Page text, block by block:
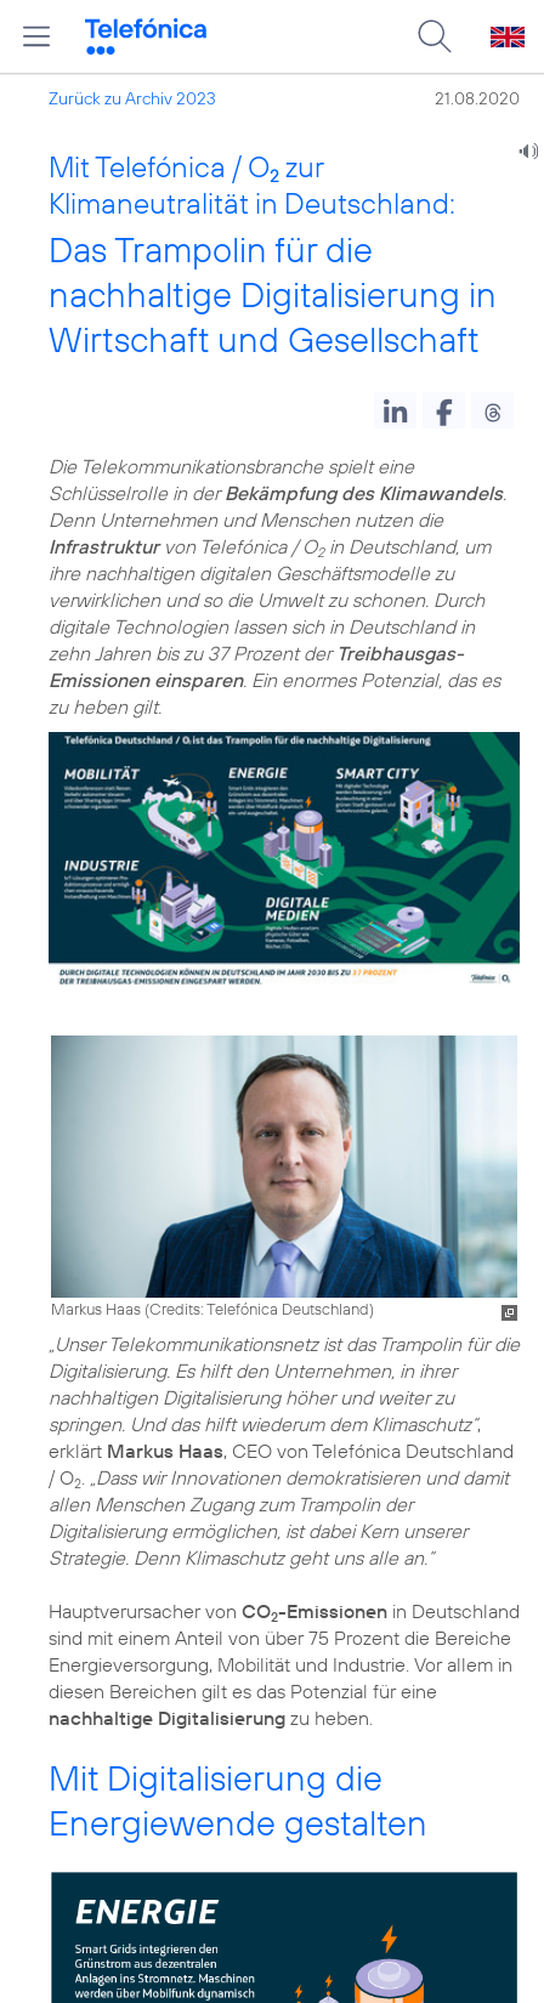
Zurück zu Archiv 2023 21.08.2020
Mit Telefónica / O2 zur
Klimaneutralität in Deutschland:
Das Trampolin für die
nachhaltige Digitalisierung in
Wirtschaft und Gesellschaft
Die Telekommunikationsbranche spielt eine
Schlüsselrolle in derBekämpfung des Klimawandels.
Denn Unternehmen und Menschen nutzen die
Infrastrukturvon Telefónica / O2in Deutschland, um
ihre nachhaltigen digitalen Geschäftsmodelle zu
verwirklichen und so die Umwelt zu schonen. Durch
digitale Technologien lassen sich in Deutschland in
zehn Jahren bis zu 37 Prozent der Treibhausgas-
Emissionen einsparen. Ein enormes Potenzial, das es
zu heben gilt.
Markus Haas (Credits: Telefónica Deutschland)
„Unser Telekommunikationsnetz ist das Trampolin für die
Digitalisierung. Es hilft den Unternehmen, in ihrer
nachhaltigen Digitalisierung höher und weiter zu
springen. Und das hilft wiederum dem Klimaschutz“,
erklärt Markus Haas, CEO von Telefónica Deutschland
/ O2. „Dass wir Innovationen demokratisieren und damit
allen Menschen Zugang zum Trampolin der
Digitalisierung ermöglichen, ist dabei Kern unserer
Strategie. Denn Klimaschutz geht uns alle an.“
Hauptverursacher von CO2-Emissionen in Deutschland
sind mit einem Anteil von über 75 Prozent die Bereiche
Energieversorgung, Mobilität und Industrie. Vor allem in
diesen Bereichen gilt es das Potenzial für eine
nachhaltige Digitalisierung
Mit Digitalisierung die
Energiewende gestalten